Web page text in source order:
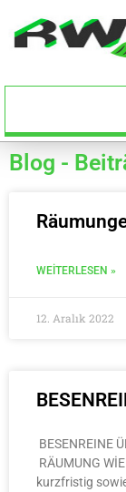
Blog -
WEITERLESEN »
12. Aralık 2022
BESENREINE
RÄUMUNG
kurzfristig